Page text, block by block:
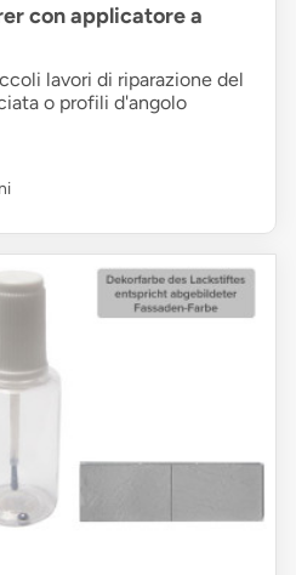
con applicatore a
lavori di riparazione del
o profili d'angolo